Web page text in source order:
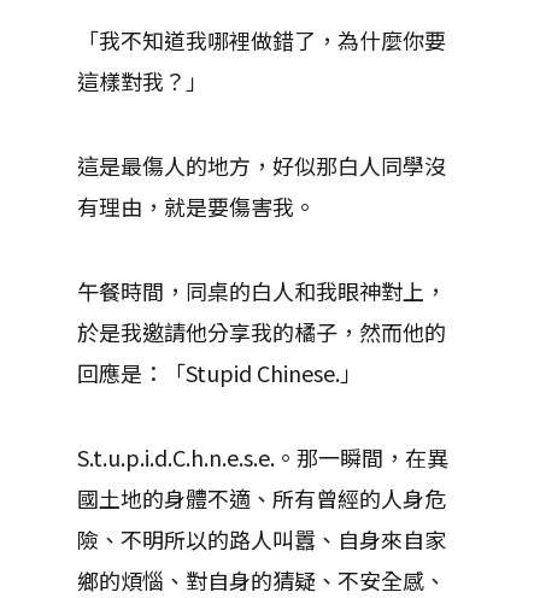
「我不知道我哪裡做錯了，為什麼你要
這樣對我？」
這是最傷人的地方，好似那白人同學沒
有理由，就是要傷害我。
午餐時間，同桌的白人和我眼神對上，
於是我邀請他分享我的橘子，然而他的
回應是：「Stupid Chinese.」
S.t.u.p.i.d.C.h.n.e.s.e.。那一瞬間，在異
國土地的身體不適、所有曾經的人身危
險、不明所以的路人叫囂、自身來自家
鄉的煩惱、對自身的猜疑、不安全感、